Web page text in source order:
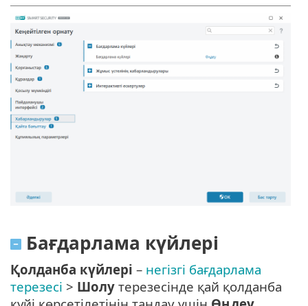
Бағдарлама күйлері
Қолданба күйлері – негізгі бағдарлама
терезесі > Шолу терезесінде қай қолданба